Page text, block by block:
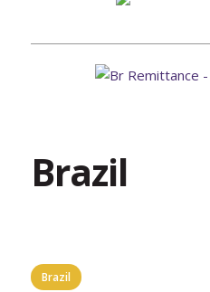
Brazil
Brazil